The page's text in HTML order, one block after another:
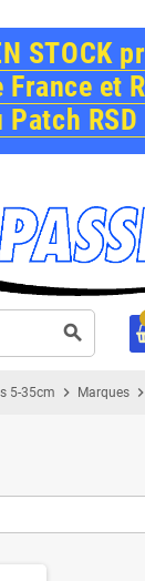
STOCK
et
Patch
search
5-35cm chevron_right Marques chevron_right